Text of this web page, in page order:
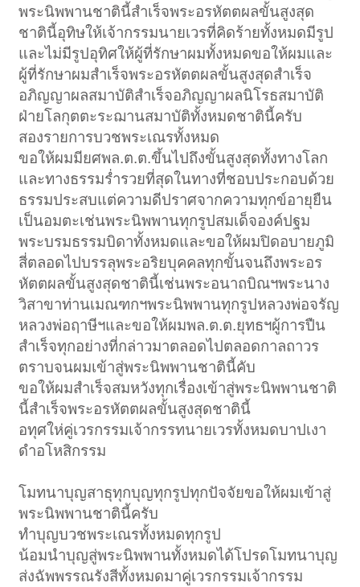
พระนิพพานชาตินี้สำเร็จพระอรหัตตผลขั้นสูงสุด
ชาตินี้อุทิษให้เจ้ากรรมนายเวรที่คิดร้ายทั้งหมดมีรูป
และไม่มีรูปอุทิศให้ผู้ที่รักษาผมทั้งหมดขอให้ผมและ
ผู้ที่รักษาผมสำเร็จพระอรหัตตผลขั้นสูงสุดสำเร็จ
อภิญญาผลสมาบัติสำเร็จอภิญญาผลนิโรธสมาบัติ
ฝ่ายโลกุตตะระฌานสมาบัติทั้งหมดชาตินี้ครับ
สองรายการบวชพระเณรทั้งหมด
ขอให้ผมมียศพล.ต.ต.ขึ้นไปถึงขั้นสูงสุดทั้งทางโลก
และทางธรรมร่ำรวยที่สุดในทางที่ชอบประกอบด้วย
ธรรมประสบแต่ความดีปราศจากความทุกข์อายุยืน
เป็นอมตะเช่นพระนิพพานทุกรูปสมเด็จองค์ปฐม
พระบรมธรรมบิดาทั้งหมดและขอให้ผมปิดอบายภูมิ
สี่ตลอดไปบรรลุพระอริยบุคคลทุกขั้นจนถึงพระอร
หัตตผลขั้นสูงสุดชาตินี้เช่นพระอนาถบิณฯพระนาง
วิสาขาท่านเมณฑกฯพระนิพพานทุกรูปหลวงพ่อจรัญ
หลวงพ่อฤาษีฯและขอให้ผมพล.ต.ต.ยุทธฯผู้การปืน
สำเร็จทุกอย่างที่กล่าวมาตลอดไปตลอดกาลถาวร
ตราบจนผมเข้าสู่พระนิพพานชาตินี้คับ
ขอให้ผมสำเร็จสมหวังทุกเรื่องเข้าสู่พระนิพพานชาติ
นี้สำเร็จพระอรหัตตผลขั้นสูงสุดชาตินี้
อทุศให่คู่เวรกรรมเจ้ากรรทนายเวรทั้งหมดบาปเงา
ดำอโหสิกรรม
โมทนาบุญสาธุทุกบุญทุกรูปทุกปัจจัยขอให้ผมเข้าสู่
พระนิพพานชาตินี้ครับ
ทำบุญบวชพระเณรทั้งหมดทุกรูป
น้อมนำบุญสู่พระนิพพานทั้งหมดได้โปรดโมทนาบุญ
ส่งฉัพพรรณรังสีทั้งหมดมาคู่เวรกรรมเจ้ากรรม